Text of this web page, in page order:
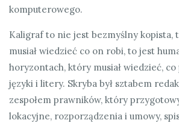
komputerowego.
Kaligraf to nie jest bezmyślny kopista,
musiał wiedzieć co on robi, to jest
horyzontach, który musiał wiedzieć, co
języki i litery. Skryba był sztabem
zespołem prawników, który
lokacyjne, rozporządzenia i umowy,